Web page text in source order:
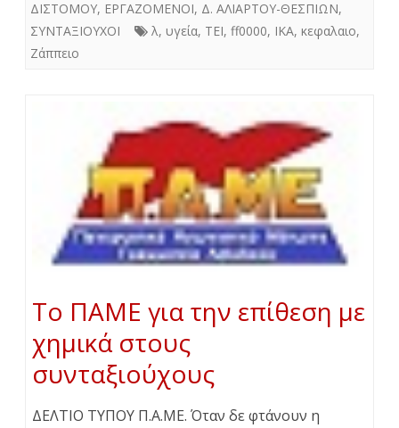
ΔΙΣΤΟΜΟΥ, ΕΡΓΑΖΟΜΕΝΟΙ, Δ. ΑΛΙΑΡΤΟΥ-ΘΕΣΠΙΩΝ,
ΣΥΝΤΑΞΙΟΥΧΟΙ
λ, υγεία, ΤΕΙ, ff0000, ΙΚΑ, κεφαλαιο,
Ζάππειο
Το ΠΑΜΕ για την επίθεση με
χημικά στους
συνταξιούχους
ΔΕΛΤΙΟ ΤΥΠΟΥ Π.Α.ΜΕ. Όταν δε φτάνουν η